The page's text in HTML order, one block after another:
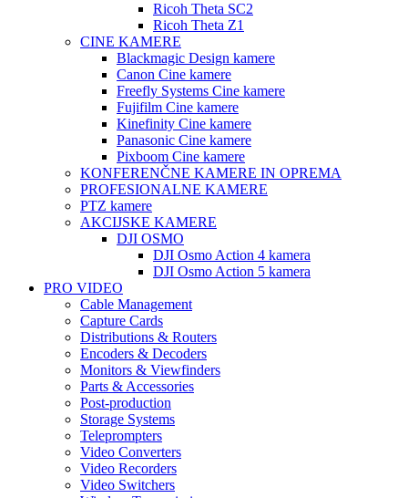
Ricoh Theta SC2
Ricoh Theta Z1
CINE KAMERE
Blackmagic Design kamere
Canon Cine kamere
Freefly Systems Cine kamere
Fujifilm Cine kamere
Kinefinity Cine kamere
Panasonic Cine kamere
Pixboom Cine kamere
KONFERENČNE KAMERE IN OPREMA
PROFESIONALNE KAMERE
PTZ kamere
AKCIJSKE KAMERE
DJI OSMO
DJI Osmo Action 4 kamera
DJI Osmo Action 5 kamera
PRO VIDEO
Cable Management
Capture Cards
Distributions & Routers
Encoders & Decoders
Monitors & Viewfinders
Parts & Accessories
Post-production
Storage Systems
Teleprompters
Video Converters
Video Recorders
Video Switchers